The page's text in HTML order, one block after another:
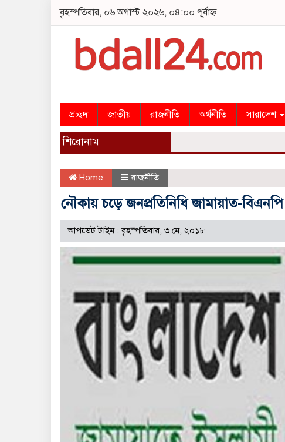
বৃহস্পতিবার, ০৬ অগাস্ট ২০২৬, ০৪:০০ পূর্বাহ্ন
প্রচ্ছদ জাতীয় রাজনীতি অর্থনীতি সারাদেশ
শিরোনাম
Home রাজনীতি
নৌকায় চড়ে জনপ্রতিনিধি জামায়াত-বিএনপি
আপডেট টাইম : বৃহস্পতিবার, ৩ মে, ২০১৮